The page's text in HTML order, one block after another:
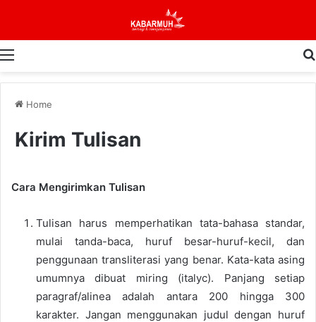
Menu
Home
Kirim Tulisan
Cara Mengirimkan Tulisan
Tulisan harus memperhatikan tata-bahasa standar,
mulai tanda-baca, huruf besar-huruf-kecil, dan
penggunaan transliterasi yang benar. Kata-kata asing
umumnya dibuat miring (italyc). Panjang setiap
paragraf/alinea adalah antara 200 hingga 300
karakter. Jangan menggunakan judul dengan huruf